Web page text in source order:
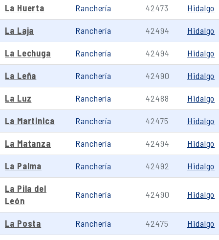
La Huerta Ranchería 42473 Hidalgo
La Laja Ranchería 42494 Hidalgo
La Lechuga Ranchería 42494 Hidalgo
La Leña Ranchería 42490 Hidalgo
La Luz Ranchería 42488 Hidalgo
La Martinica Ranchería 42475 Hidalgo
La Matanza Ranchería 42494 Hidalgo
La Palma Ranchería 42492 Hidalgo
La Pila del
León
Ranchería 42490 Hidalgo
La Posta Ranchería 42475 Hidalgo